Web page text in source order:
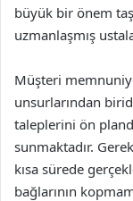
büyük bir önem
uzmanlaşmış
Müşteri
unsurlarından
taleplerini ön
sunmaktadır.
kısa sürede
bağlarının